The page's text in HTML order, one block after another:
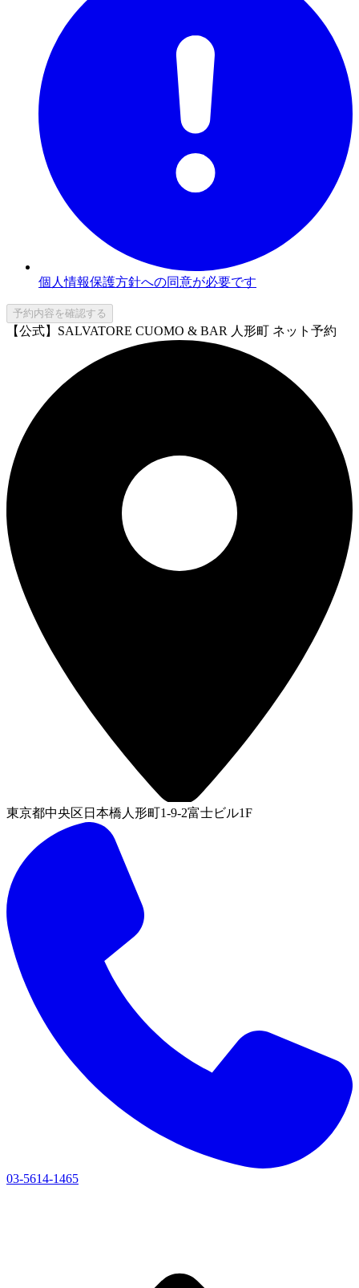
個人情報保護方針への同意が必要です
予約内容を確認する
【公式】SALVATORE CUOMO & BAR 人形町 ネット予約
東京都中央区日本橋人形町1-9-2富士ビル1F
03-5614-1465